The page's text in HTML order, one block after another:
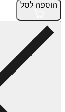
הוספה לסל